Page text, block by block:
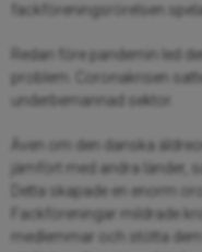
fackföreningsrörelsen
Redan före pandemin led
problem. Coronakrisen
underbemannad sektor.
Även om den danska
jämfört med andra länder,
Detta skapade en enorm
Fackföreningar mildrade
medlemmar och stötta